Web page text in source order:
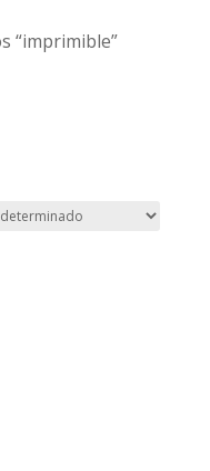
“imprimible”